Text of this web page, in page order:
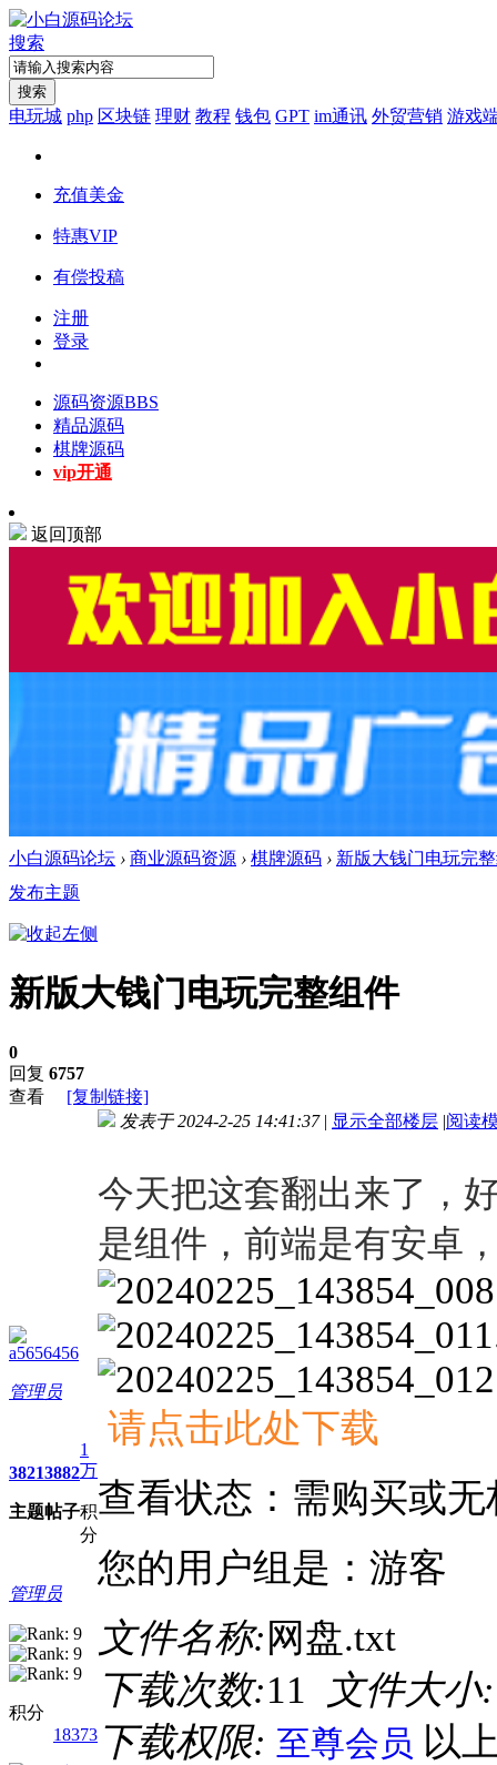
搜索
搜索
电玩城 php 区块链 理财 教程 钱包 GPT im通讯 外贸营销 游戏
充值美金
特惠VIP
有偿投稿
注册
登录
源码资源BBS
精品源码
棋牌源码
vip开通
返回顶部
小白源码论坛 › 商业源码资源 › 棋牌源码 › 新版大钱门电玩完
发布主题
新版大钱门电玩完整组件
0
回复 6757
查看
[复制链接]
a5656456
管理员
3821
主题
3882
帖子
1
万
积
分
管理员
积分
18373
发表于 2024-2-25 14:41:37 | 显示全部楼层 |阅读
今天把这套翻出来了，
是组件，前端是有安卓
请点击此处下载
查看状态：需购买或无
您的用户组是：游客
文件名称: 网盘.txt
下载次数:11 文件大小:
下载权限: 至尊会员 以